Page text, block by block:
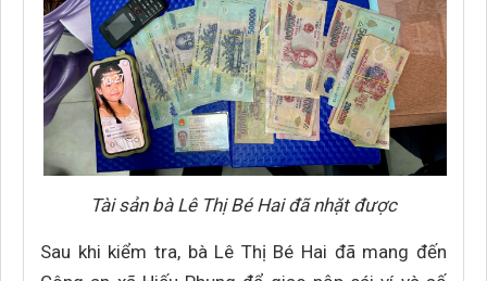
Tài sản bà Lê Thị Bé Hai đã nhặt được
Sau khi kiểm tra, bà Lê Thị Bé Hai đã mang đến